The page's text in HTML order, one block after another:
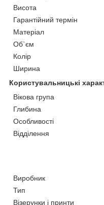
Висота
Гарантійний термін
Матеріал
Об`єм
Колір
Ширина
Користувальницькі
Вікова група
Глибина
Особливості
Відділення
Виробник
Тип
Візерунки і принти